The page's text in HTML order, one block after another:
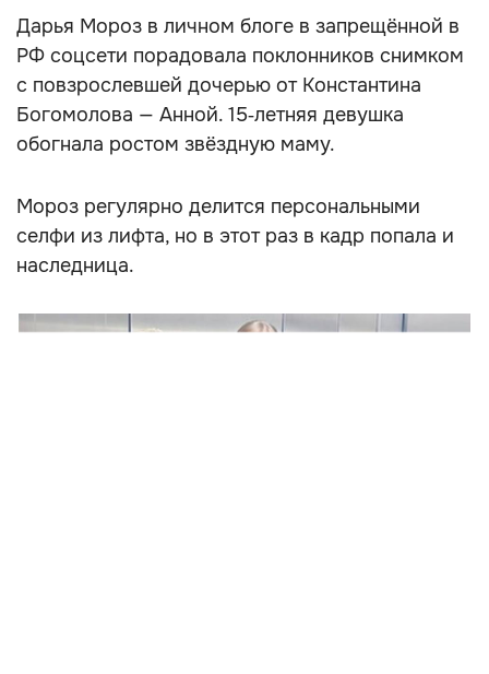
Дарья Мороз в личном блоге в запрещённой в
РФ соцсети порадовала поклонников снимком
с повзрослевшей дочерью от Константина
Богомолова — Анной. 15‑летняя девушка
обогнала ростом звёздную маму.
Мороз регулярно делится персональными
селфи из лифта, но в этот раз в кадр попала и
наследница.